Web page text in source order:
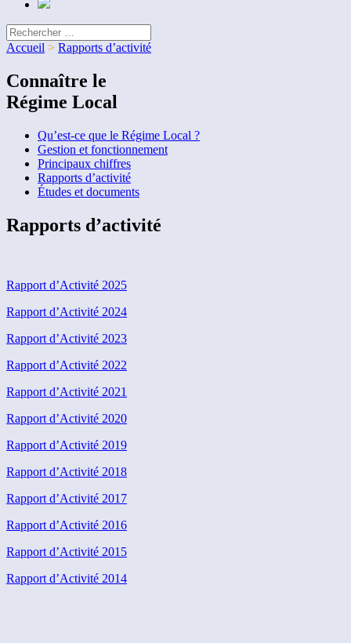
Accueil > Rapports d’activité
Connaître le
Régime Local
Qu’est-ce que le Régime Local ?
Gestion et fonctionnement
Principaux chiffres
Rapports d’activité
Études et documents
Rapports d’activité
Rapport d’Activité 2025
Rapport d’Activité 2024
Rapport d’Activité 2023
Rapport d’Activité 2022
Rapport d’Activité 2021
Rapport d’Activité 2020
Rapport d’Activité 2019
Rapport d’Activité 2018
Rapport d’Activité 2017
Rapport d’Activité 2016
Rapport d’Activité 2015
Rapport d’Activité 2014